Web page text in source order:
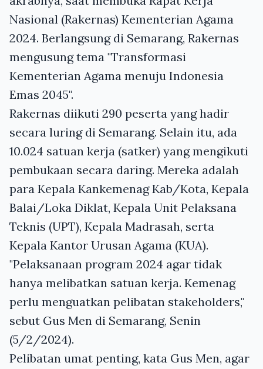
Nasional (Rakernas) Kementerian Agama
2024. Berlangsung di Semarang, Rakernas
mengusung tema "Transformasi
Kementerian Agama menuju Indonesia
Emas 2045".
Rakernas diikuti 290 peserta yang hadir
secara luring di Semarang. Selain itu, ada
10.024 satuan kerja (satker) yang mengikuti
pembukaan secara daring. Mereka adalah
para Kepala Kankemenag Kab/Kota, Kepala
Balai/Loka Diklat, Kepala Unit Pelaksana
Teknis (UPT), Kepala Madrasah, serta
Kepala Kantor Urusan Agama (KUA).
"Pelaksanaan program 2024 agar tidak
hanya melibatkan satuan kerja. Kemenag
perlu menguatkan pelibatan stakeholders,"
sebut Gus Men di Semarang, Senin
(5/2/2024).
Pelibatan umat penting, kata Gus Men, agar